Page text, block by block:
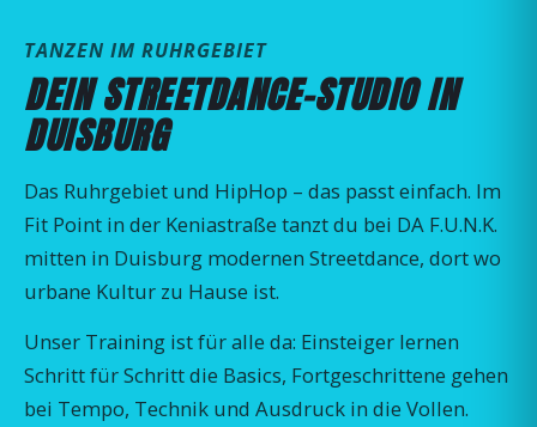
TANZEN IM RUHRGEBIET
DEIN STREETDANCE-STUDIO IN
DUISBURG
Das Ruhrgebiet und HipHop – das passt einfach. Im
Fit Point in der Keniastraße tanzt du bei DA F.U.N.K.
mitten in Duisburg modernen Streetdance, dort wo
urbane Kultur zu Hause ist.
Unser Training ist für alle da: Einsteiger lernen
Schritt für Schritt die Basics, Fortgeschrittene gehen
bei Tempo, Technik und Ausdruck in die Vollen.